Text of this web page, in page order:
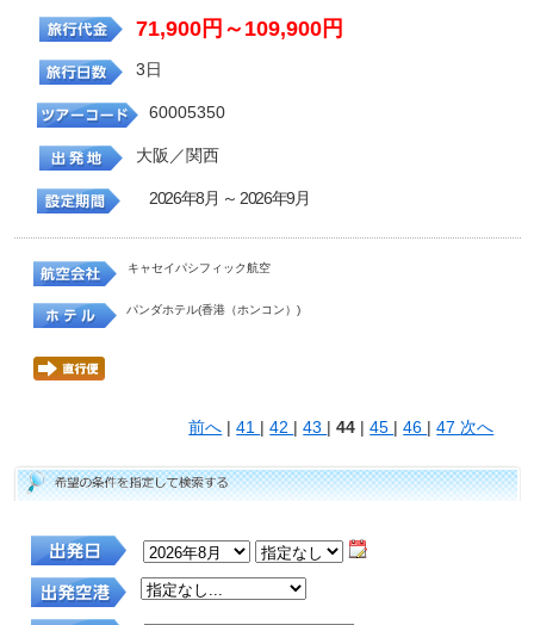
71,900円～109,900円
3日
60005350
大阪／関西
2026年8月 ～ 2026年9月
キャセイパシフィック航空
パンダホテル(香港（ホンコン）)
前へ |41 |42 |43 |44 |45 |46 |47 次へ